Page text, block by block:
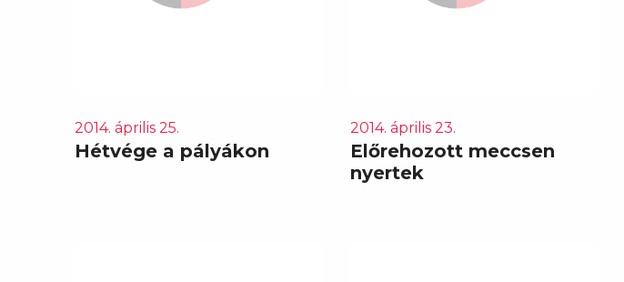
2014. április 25.
Hétvége a pályákon
2014. április 23.
Előrehozott meccsen
nyertek